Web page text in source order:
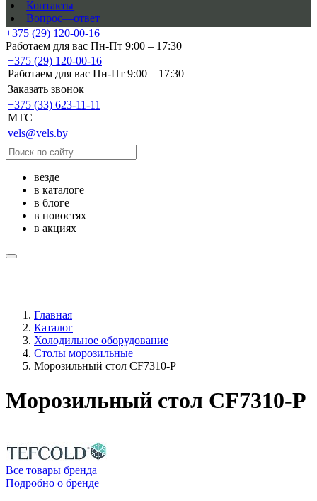
Контакты
Вопрос—ответ
+375 (29) 120-00-16
Работаем для вас Пн-Пт 9:00 – 17:30
+375 (29) 120-00-16
Работаем для вас Пн-Пт 9:00 – 17:30
Заказать звонок
+375 (33) 623-11-11
MTC
vels@vels.by
везде
в каталоге
в блоге
в новостях
в акциях
Главная
Каталог
Холодильное оборудование
Столы морозильные
Морозильный стол CF7310-P
Морозильный стол CF7310-P
Все товары бренда
Подробно о бренде